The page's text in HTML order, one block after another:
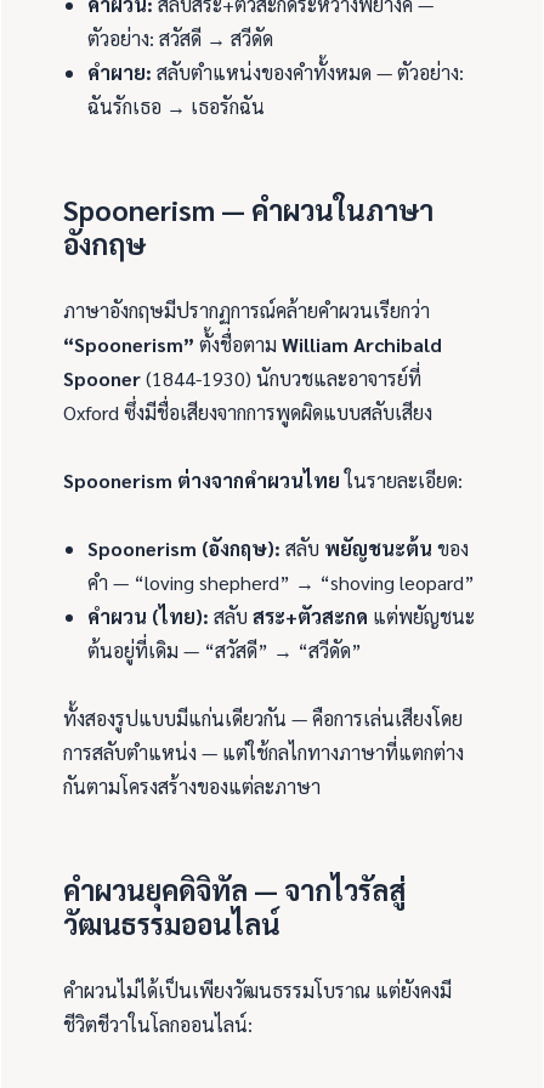
ตัวอย่าง: สวัสดี → สวีดัด
คำผาย: สลับตำแหน่งของคำทั้งหมด — ตัวอย่าง:
ฉันรักเธอ → เธอรักฉัน
Spoonerism — คำผวนในภาษา
อังกฤษ
ภาษาอังกฤษมีปรากฏการณ์คล้ายคำผวนเรียกว่า
“Spoonerism” ตั้งชื่อตามWilliam Archibald
Spooner(1844-1930) นักบวชและอาจารย์ที่
Oxford ซึ่งมีชื่อเสียงจากการพูดผิดแบบสลับเสียง
Spoonerism ต่างจากคำผวนไทยในรายละเอียด:
Spoonerism (อังกฤษ): สลับ พยัญชนะต้น ของ
คำ — “loving shepherd” → “shoving leopard”
คำผวน (ไทย): สลับสระ+ตัวสะกด แต่พยัญชนะ
ต้นอยู่ที่เดิม — “สวัสดี” → “สวีดัด”
ทั้งสองรูปแบบมีแก่นเดียวกัน — คือการเล่นเสียงโดย
การสลับตำแหน่ง — แต่ใช้กลไกทางภาษาที่แตกต่าง
กันตามโครงสร้างของแต่ละภาษา
คำผวนยุคดิจิทัล — จากไวรัลสู่
วัฒนธรรมออนไลน์
คำผวนไม่ได้เป็นเพียงวัฒนธรรมโบราณ แต่ยังคงมี
ชีวิตชีวาในโลกออนไลน์: